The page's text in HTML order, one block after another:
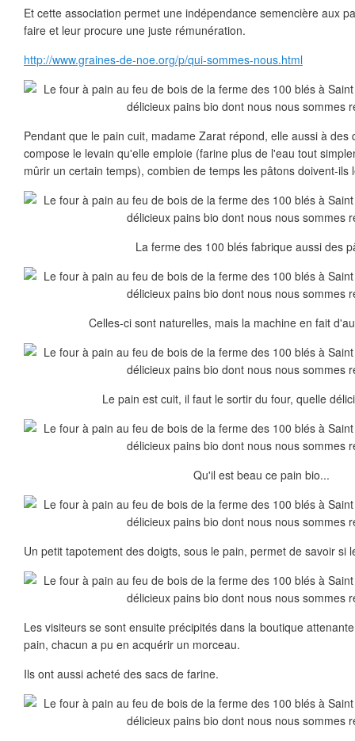
Et cette association permet une indépendance semencière aux
faire et leur procure une juste rémunération.
http://www.graines-de-noe.org/p/qui-sommes-nous.html
Pendant que le pain cuit, madame Zarat répond, elle aussi à des
compose le levain qu'elle emploie (farine plus de l'eau tout
mûrir un certain temps), combien de temps les pâtons doivent-ils
La ferme des 100 blés fabrique aussi des
Celles-ci sont naturelles, mais la machine en fait
Le pain est cuit, il faut le sortir du four, quelle
Qu'il est beau ce pain bio...
Un petit tapotement des doigts, sous le pain, permet de savoir si
Les visiteurs se sont ensuite précipités dans la boutique
pain, chacun a pu en acquérir un morceau.
Ils ont aussi acheté des sacs de farine.